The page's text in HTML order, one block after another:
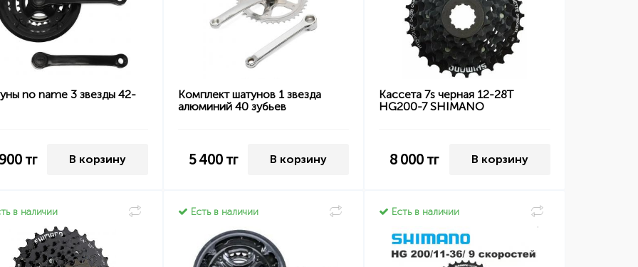
no name 3 звезды 42-
тг В корзину
Комплект шатунов 1 звезда
алюминий 40 зубьев
5 400тг В корзину
Кассета 7s черная 12-28Т
HG200-7 SHIMANO
8 000 тг В корзину
в наличии Есть в наличии Есть в наличии